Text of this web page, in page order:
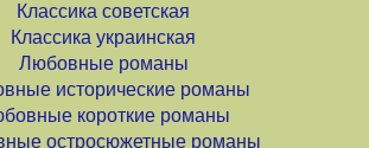
Классика советская
Классика украинская
Любовные романы
исторические романы
короткие романы
остросюжетные романы